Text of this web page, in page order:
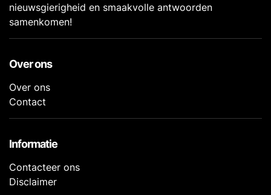
nieuwsgierigheid en smaakvolle antwoorden
samenkomen!
Over ons
Over ons
Contact
Informatie
Contacteer ons
Disclaimer